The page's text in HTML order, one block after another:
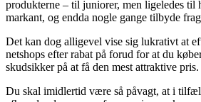
produkterne – til juniorer, men ligeledes til
markant, og endda nogle gange tilbyde
Det kan dog alligevel vise sig lukrativt at
netshops efter rabat på forud for at du
skudsikker på at få den mest attraktive pris.
Du skal imidlertid være så påvagt, at i